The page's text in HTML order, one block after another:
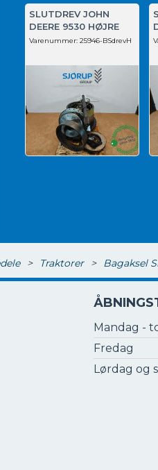
SLUTDREV JOHN
DEERE 9530 HØJRE
Varenummer: 25946-BSdrevH
> Traktorer > Bagaksel
Mandag -
Fredag
Lørdag og